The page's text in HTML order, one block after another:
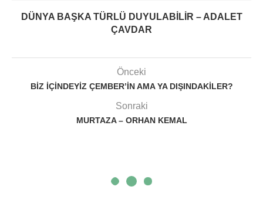
DÜNYA BAŞKA TÜRLÜ DUYULABILIR – ADALET
ÇAVDAR
Önceki
BIZ IÇINDEYIZ ÇEMBER’IN AMA YA DIŞINDAKILER?
Sonraki
MURTAZA – ORHAN KEMAL